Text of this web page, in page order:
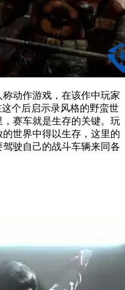
动作游戏，在该作中玩家
个后启示录风格的野蛮世
赛车就是生存的关键。玩
世界中得以生存，这里的
驶自己的战斗车辆来同各